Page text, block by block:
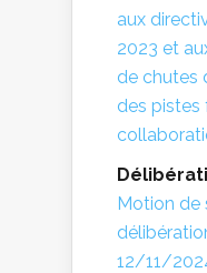
aux
2023 et
de chutes
des pistes
Motion de
12/11/